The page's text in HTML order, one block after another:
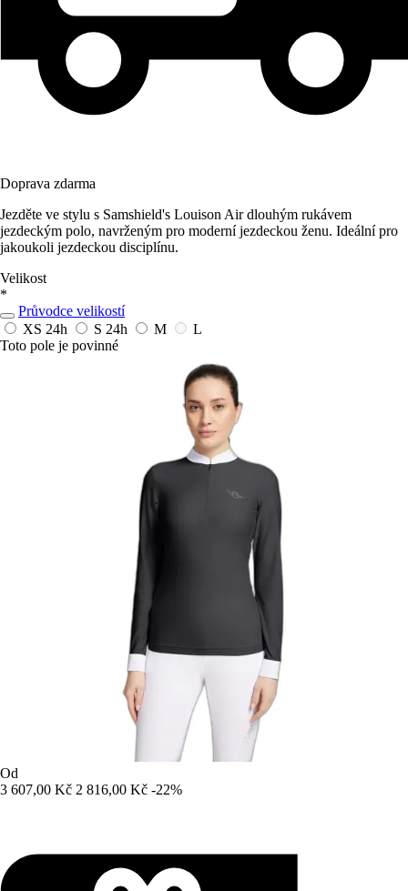
Doprava zdarma
Jezděte ve stylu s Samshield's Louison Air dlouhým rukávem
jezdeckým polo, navrženým pro moderní jezdeckou ženu. Ideální pro
jakoukoli jezdeckou disciplínu.
Velikost
*
Průvodce velikostí
XS 24h S 24h M
L
Toto pole je povinné
Od
3 607,00 Kč 2 816,00 Kč -22%